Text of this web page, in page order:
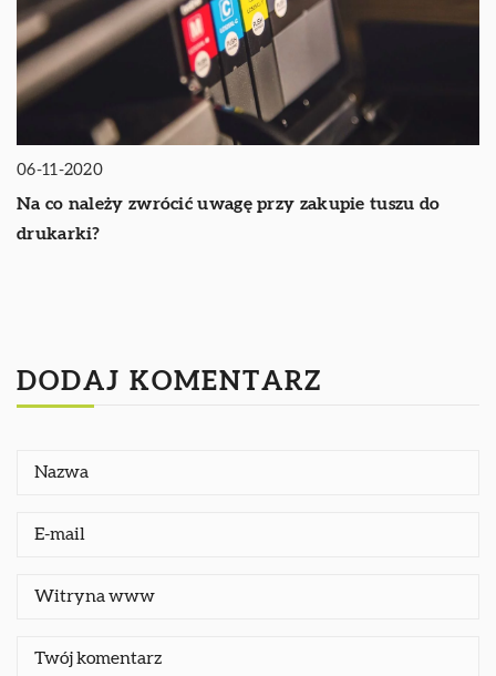
06-11-2020
Na co należy zwrócić uwagę przy zakupie tuszu do
drukarki?
DODAJ KOMENTARZ